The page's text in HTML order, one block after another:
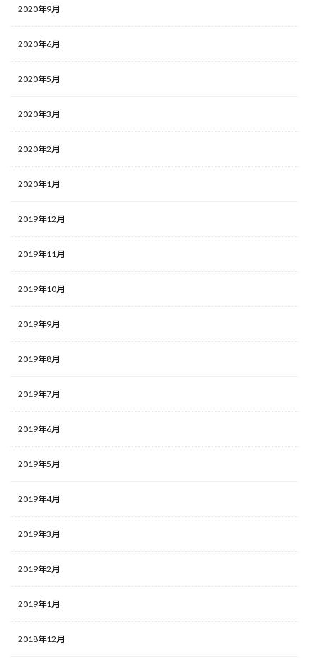
2020年9月
2020年6月
2020年5月
2020年3月
2020年2月
2020年1月
2019年12月
2019年11月
2019年10月
2019年9月
2019年8月
2019年7月
2019年6月
2019年5月
2019年4月
2019年3月
2019年2月
2019年1月
2018年12月